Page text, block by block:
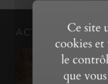
ACTUALITÉSCe site
cookies
le
que